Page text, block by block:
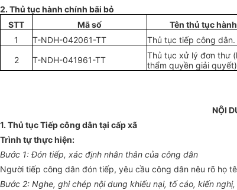
2. Thủ tục hành chính bãi bỏ
STT
Mã số Tên thủ tục
1
T-NDH-042061-TT Thủ tục tiếp công dân.
2 T-NDH-041961-TT
Thủ tục xử lý đơn thư
thẩm quyền giải
NỘI
1. Thủ tục Tiếp công dân tại cấp xã
Trình tự thực hiện:
Bước 1: Đón tiếp, xác định nhân thân của công dân
Người tiếp công dân đón tiếp, yêu cầu công dân nêu rõ họ
Bước 2: Nghe, ghi chép nội dung khiếu nại, tố cáo, kiến